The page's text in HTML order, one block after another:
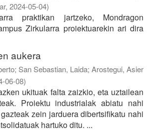
, 2024-05-04)
praktikan jartzeko, Mondragon
Zirkularra proiektuarekin ari dira
aukera
; San Sebastian, Laida; Arostegui, Asier
06-08)
ukituak falta zaizkio, eta uztailean
Proiektu industrialak abiatu nahi
zein jarduera dibertsifikatu nahi
hartuko ditu. ...